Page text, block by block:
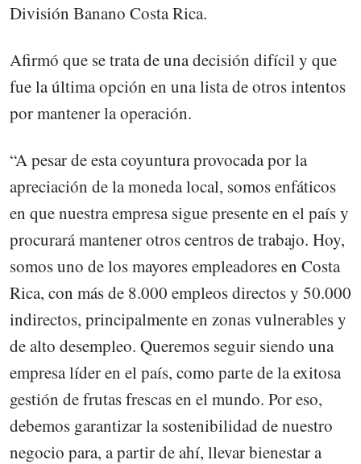
División Banano Costa Rica.
Afirmó que se trata de una decisión difícil y que
fue la última opción en una lista de otros intentos
por mantener la operación.
“A pesar de esta coyuntura provocada por la
apreciación de la moneda local, somos enfáticos
en que nuestra empresa sigue presente en el país y
procurará mantener otros centros de trabajo. Hoy,
somos uno de los mayores empleadores en Costa
Rica, con más de 8.000 empleos directos y 50.000
indirectos, principalmente en zonas vulnerables y
de alto desempleo. Queremos seguir siendo una
empresa líder en el país, como parte de la exitosa
gestión de frutas frescas en el mundo. Por eso,
debemos garantizar la sostenibilidad de nuestro
negocio para, a partir de ahí, llevar bienestar a